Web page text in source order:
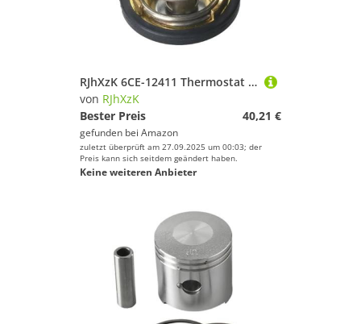
RJhXzK 6CE-12411 Thermostat 60 ° Fit for ymh Außenbordmotor F225 4,2 L V6 6CE-12411-00 6CE-12411-00-00 6CE12411 Boot Motor
von RJhXzK
Bester Preis
40,21 €
gefunden bei Amazon
zuletzt überprüft am 27.09.2025 um 00:03; der
Preis kann sich seitdem geändert haben.
Keine weiteren Anbieter